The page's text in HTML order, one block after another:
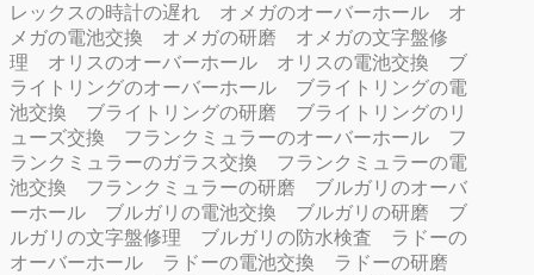
レックスの時計の遅れ
オメガのオーバーホール
オ
メガの電池交換
オメガの研磨
オメガの文字盤修
理
オリスのオーバーホール オリスの電池交換
ブ
ライトリングのオーバーホール
ブライトリングの電
池交換
ブライトリングの研磨
ブライトリングのリ
ューズ交換
フランクミュラーのオーバーホール
フ
ランクミュラーのガラス交換
フランクミュラーの電
池交換
フランクミュラーの研磨
ブルガリのオーバ
ーホール
ブルガリの電池交換 ブルガリの研磨
ブ
ルガリの文字盤修理
ブルガリの防水検査
ラドーの
オーバーホール
ラドーの電池交換
ラドーの研磨